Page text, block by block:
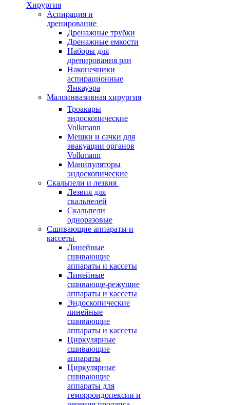
Хирургия
Аспирация и
дренирование
Дренажные трубки
Дренажные емкости
Наборы для
дренирования ран
Наконечники
аспирационные
Янкауэра
Малоинвазивная хирургия
Троакары
эндоскопические
Volkmann
Мешки и сачки для
эвакуации органов
Volkmann
Манипуляторы
эндоскопические
Скальпели и лезвия
Лезвия для
скальпелей
Скальпели
одноразовые
Сшивающие аппараты и
кассеты
Линейные
сшивающие
аппараты и кассеты
Линейные
сшивающе-режущие
аппараты и кассеты
Эндоскопические
линейные
сшивающие
аппараты и кассеты
Циркулярные
сшивающие
аппараты
Циркулярные
сшивающие
аппараты для
геморроидопексии и